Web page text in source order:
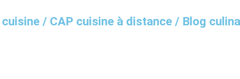
/ CAP cuisine à distance / Blog